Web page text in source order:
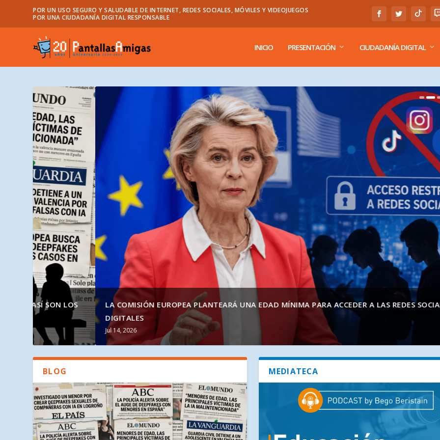
POR UN USO SEGURO Y SALUDABLE DE INTERNET, REDES SOCIALES, MÓVILES Y VIDEOJUEGOS
POR UNA CIUDADANÍA DIGITAL RESPONSABLE
INICIO PRESENTACIÓN CIUDADANÍA DIGITAL
REPASO DE NOTICIAS SOBRE «DEEPFAKES SEXUALES O DESNUDOS CON INTELIGENCIA ARTIFICIAL»: ASÍ
CASOS QUE YA HAN LLEGA...
Jul 16, 2026
LA COMISIÓN EUROPEA PLANTEARÁ UNA EDAD MÍNIMA PARA ACCEDER A LAS REDES SOCIALES Y SERVICIOS
DIGITALES
Jul 14, 2026
BLOG MEDIATECA